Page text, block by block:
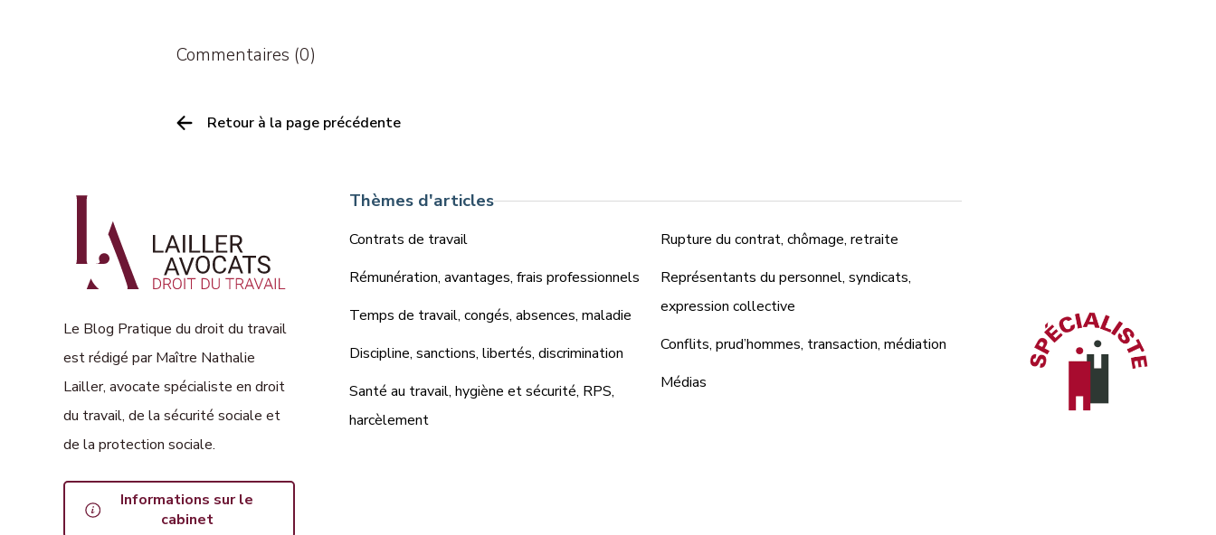
Commentaires (0)
Retour à la page précédente
Le Blog Pratique du droit du travail
est rédigé par Maître Nathalie
Lailler, avocate spécialiste en droit
du travail, de la sécurité sociale et
de la protection sociale.
Informations sur le
cabinet
Thèmes d'articles
Contrats de travail
Rémunération, avantages, frais professionnels
Temps de travail, congés, absences, maladie
Discipline, sanctions, libertés, discrimination
Santé au travail, hygiène et sécurité, RPS,
harcèlement
Rupture du contrat, chômage, retraite
Représentants du personnel, syndicats,
expression collective
Conflits, prud’hommes, transaction, médiation
Médias